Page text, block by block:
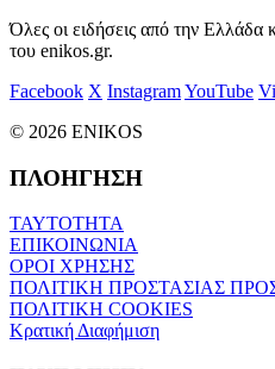
Όλες οι ειδήσεις από την Ελλάδα
του enikos.gr.
Facebook X InstagramYouTube
© 2026 ENIKOS
ΠΛΟΗΓΗΣΗ
ΤΑΥΤΟΤΗΤΑ
ΕΠΙΚΟΙΝΩΝΙΑ
ΟΡΟΙ ΧΡΗΣΗΣ
ΠΟΛΙΤΙΚΗ ΠΡΟΣΤΑΣΙΑΣ
ΠΟΛΙΤΙΚΗ COOKIES
Κρατική Διαφήμιση